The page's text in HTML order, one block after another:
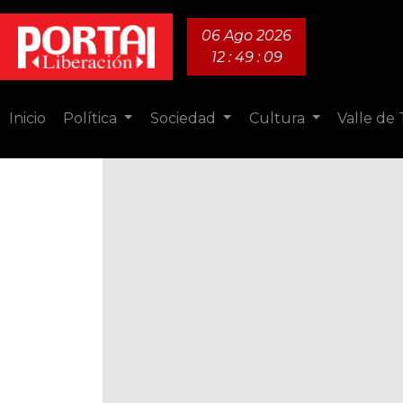
06 Ago 2026
12 : 49 : 10
Inicio Política Sociedad Cultura Valle de